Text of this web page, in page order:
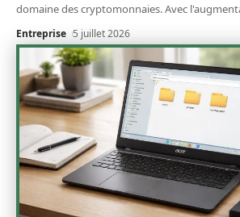
domaine des cryptomonnaies. Avec
Entreprise 5 juillet 2026